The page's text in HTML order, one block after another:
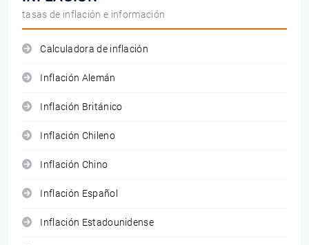
tasas de inflación e información
Calculadora de inflación
Inflación Alemán
Inflación Británico
Inflación Chileno
Inflación Chino
Inflación Español
Inflación Estadounidense